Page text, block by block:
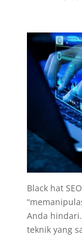
Black hat
Anda
teknik yang